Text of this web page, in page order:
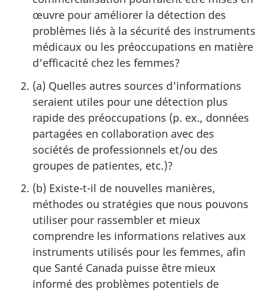
œuvre pour améliorer la détection des
problèmes liés à la sécurité des instruments
médicaux ou les préoccupations en matière
d'efficacité chez les femmes?
(a) Quelles autres sources d'informations
seraient utiles pour une détection plus
rapide des préoccupations (p. ex., données
partagées en collaboration avec des
sociétés de professionnels et/ou des
groupes de patientes, etc.)?
(b) Existe-t-il de nouvelles manières,
méthodes ou stratégies que nous pouvons
utiliser pour rassembler et mieux
comprendre les informations relatives aux
instruments utilisés pour les femmes, afin
que Santé Canada puisse être mieux
informé des problèmes potentiels de